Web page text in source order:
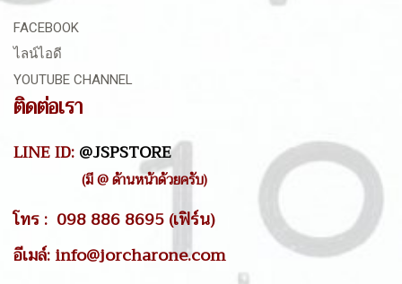
FACEBOOK
ไลน์ไอดี
YOUTUBE CHANNEL
ติดต่อเรา
LINE ID:@JSPSTORE
(มี @ ด้านหน้าด้วยครับ)
โทร : 098 886 8695 (เฟิร์น)
อีเมล์: info@jorcharone.com